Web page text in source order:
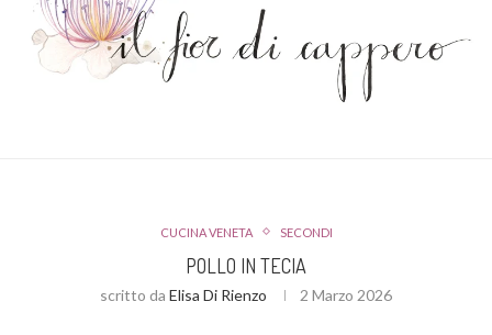
CUCINA VENETA SECONDI
POLLO IN TECIA
scritto da Elisa Di Rienzo 2 Marzo 2026